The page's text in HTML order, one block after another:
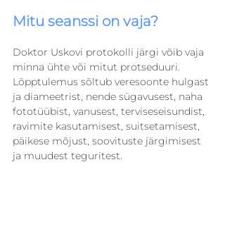
Mitu seanssi on vaja?
Doktor Uskovi protokolli järgi võib vaja
minna ühte või mitut protseduuri.
Lõpptulemus sõltub veresoonte hulgast
ja diameetrist, nende sügavusest, naha
fototüübist, vanusest, terviseseisundist,
ravimite kasutamisest, suitsetamisest,
päikese mõjust, soovituste järgimisest
ja muudest teguritest.